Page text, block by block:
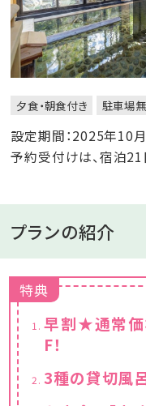
夕食・朝食付き 駐車場
設定期間：2025年10
予約受付けは、宿泊
プランの紹介
特典
早割★通常価
F！
す。
3種の貸切風